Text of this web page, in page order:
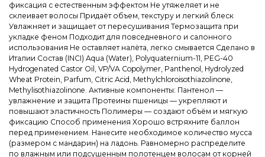
фиксация с естественным эффектом Не утяжеляет и не
склеивает волосы Придаёт объем, текстуру и легкий блеск
Увлажняет и защищает от пересушивания Термозащита при
укладке феном Подходит для повседневного и салонного
использования Не оставляет налёта, легко смывается Сделано в
Италии Состав (INCI) Aqua (Water), Polyquaternium-11, PEG-40
Hydrogenated Castor Oil, VP/VA Copolymer, Panthenol, Hydrolyzed
Wheat Protein, Parfum, Citric Acid, Methylchloroisothiazolinone,
Methylisothiazolinone. Активные компоненты: Пантенол —
увлажнение и защита Протеины пшеницы — укрепляют и
повышают эластичность Полимеры — создают объём и мягкую
фиксацию Способ применения Хорошо встряхните баллон
перед применением. Нанесите необходимое количество мусса
(размером с мандарин) на ладонь. Равномерно распределите
по влажным или подсушенным полотенцем волосам от корней